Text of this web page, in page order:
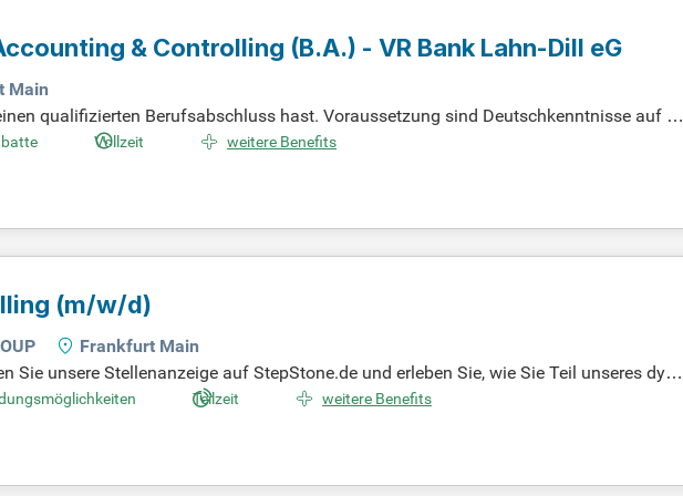
& Controlling (B.A.) - VR Bank Lahn-Dill eG
Main
qualifizierten Berufsabschluss hast. Voraussetzung sind Deutschkenntnisse auf Sp
Note 2,0). Du bist analytisch, strukturiert und lösungsorientiert, bringst ein innovati
von umfangreichen Schulungsangeboten und internen Entwicklungsmöglichkeiten.
Vollzeit weitere Benefits
(m/w/d)
Frankfurt Main
Sie unsere Stellenanzeige auf StepStone.de und erleben Sie, wie Sie Teil unseres dyna
4w2X7RCQTJB1_DE. Bewerben Sie sich jetzt!
Teilzeit weitere Benefits